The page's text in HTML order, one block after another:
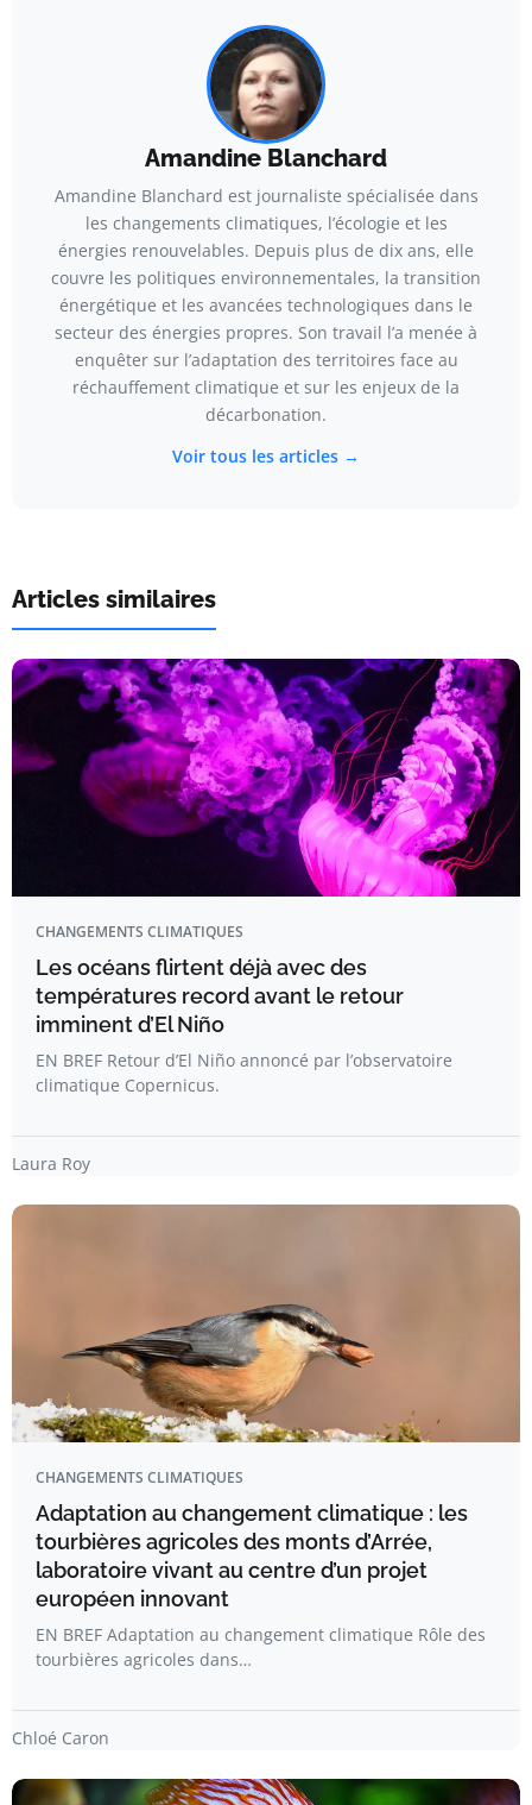
Amandine Blanchard
Amandine Blanchard est journaliste spécialisée dans
les changements climatiques, l’écologie et les
énergies renouvelables. Depuis plus de dix ans, elle
couvre les politiques environnementales, la transition
énergétique et les avancées technologiques dans le
secteur des énergies propres. Son travail l’a menée à
enquêter sur l’adaptation des territoires face au
réchauffement climatique et sur les enjeux de la
décarbonation.
Voir tous les articles →
Articles similaires
CHANGEMENTS CLIMATIQUES
Les océans flirtent déjà avec des
températures record avant le retour
imminent d’El Niño
EN BREF Retour d’El Niño annoncé par l’observatoire
climatique Copernicus.
Laura Roy
CHANGEMENTS CLIMATIQUES
Adaptation au changement climatique : les
tourbières agricoles des monts d’Arrée,
laboratoire vivant au centre d’un projet
européen innovant
EN BREF Adaptation au changement climatique Rôle des
tourbières agricoles dans…
Chloé Caron